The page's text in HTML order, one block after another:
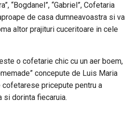
“Bogdanel”, “Gabriel”, Cofetaria
de casa dumneavoastra si va
altor prajituri cuceritoare in cele
o cofetarie chic cu un aer boem,
concepute de Luis Maria
cofetarese pricepute pentru a
si dorinta fiecaruia.